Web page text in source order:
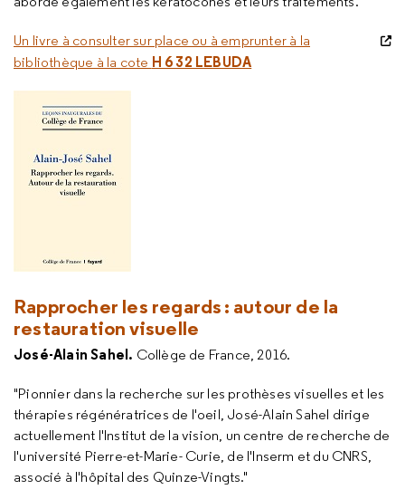
Un livre à consulter sur place ou à emprunter à la
bibliothèque à la cote H 6 32 LEBUDA
Rapprocher les regards : autour de la
restauration visuelle
José-Alain Sahel. Collège de France, 2016.
"Pionnier dans la recherche sur les prothèses visuelles et les
thérapies régénératrices de l'oeil, José-Alain Sahel dirige
actuellement l'Institut de la vision, un centre de recherche de
l'université Pierre-et-Marie- Curie, de l'Inserm et du CNRS,
associé à l'hôpital des Quinze-Vingts."